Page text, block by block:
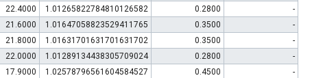
22.4000 1.01265822784810126582 0.2800
-
21.6000 1.01647058823529411765 0.3500
-
21.8000 1.01631701631701631702 0.3500
-
22.0000 1.01289134438305709024 0.2800
-
17.9000 1.02578796561604584527 0.4500
-